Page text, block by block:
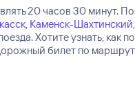
20 часов 30 минут.
, Каменск-Шахтинский,
Хотите узнать, как
билет по